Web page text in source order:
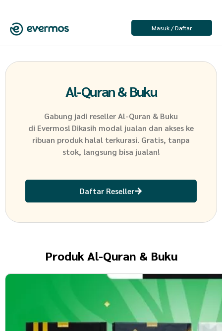
Masuk / Daftar
Al-Quran & Buku
Gabung jadi resellerAl-Quran & Buku
di Evermos! Dikasih modal jualan dan akses ke
ribuan produk halal terkurasi. Gratis, tanpa
stok, langsung bisa jualan!
Daftar Reseller
Produk Al-Quran & Buku